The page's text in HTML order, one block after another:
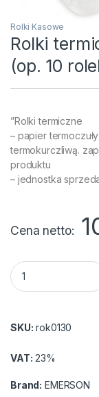
Rolki Kasowe
Rolki
(op. 10
”Rolki termiczne
– papier
termokurczliwą.
produktu
– jednostka
Cena netto
Rolki termiczne
SKU: rok0130
VAT: 23%
Brand: EMERSON